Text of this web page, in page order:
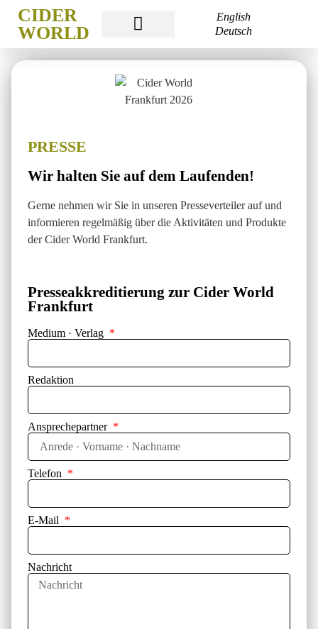
CIDER
WORLD
English
Deutsch
PRESSE
Wir halten Sie auf dem Laufenden!
Gerne nehmen wir Sie in unseren Presseverteiler auf und
informieren regelmäßig über die Aktivitäten und Produkte
der Cider World Frankfurt.
Presseakkreditierung zur Cider World
Frankfurt
Medium · Verlag
Redaktion
Ansprechepartner
Telefon
E-Mail
Nachricht